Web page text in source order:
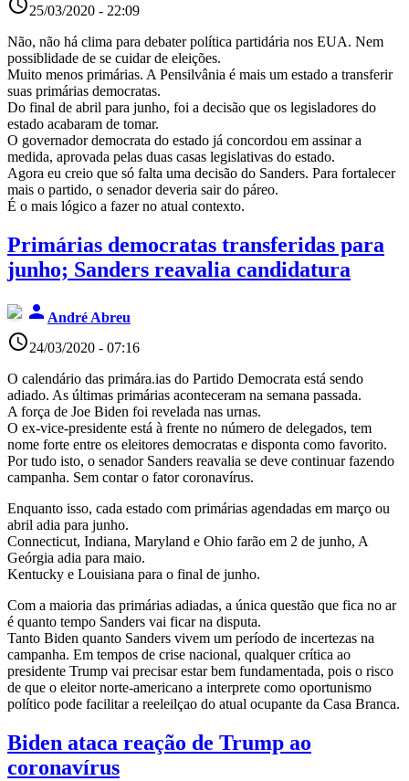
access_time25/03/2020 - 22:09
Não, não há clima para debater política partidária nos EUA. Nem
possiblidade de se cuidar de eleições.
Muito menos primárias. A Pensilvânia é mais um estado a transferir
suas primárias democratas.
Do final de abril para junho, foi a decisão que os legisladores do
estado acabaram de tomar.
O governador democrata do estado já concordou em assinar a
medida, aprovada pelas duas casas legislativas do estado.
Agora eu creio que só falta uma decisão do Sanders. Para fortalecer
mais o partido, o senador deveria sair do páreo.
É o mais lógico a fazer no atual contexto.
Primárias democratas transferidas para
junho; Sanders reavalia candidatura
person André Abreu
access_time24/03/2020 - 07:16
O calendário das primára.ias do Partido Democrata está sendo
adiado. As últimas primárias aconteceram na semana passada.
A força de Joe Biden foi revelada nas urnas.
O ex-vice-presidente está à frente no número de delegados, tem
nome forte entre os eleitores democratas e disponta como favorito.
Por tudo isto, o senador Sanders reavalia se deve continuar fazendo
campanha. Sem contar o fator coronavírus.
Enquanto isso, cada estado com primárias agendadas em março ou
abril adia para junho.
Connecticut, Indiana, Maryland e Ohio farão em 2 de junho, A
Geórgia adia para maio.
Kentucky e Louisiana para o final de junho.
Com a maioria das primárias adiadas, a única questão que fica no ar
é quanto tempo Sanders vai ficar na disputa.
Tanto Biden quanto Sanders vivem um período de incertezas na
campanha. Em tempos de crise nacional, qualquer crítica ao
presidente Trump vai precisar estar bem fundamentada, pois o risco
de que o eleitor norte-americano a interprete como oportunismo
político pode facilitar a reeleilçao do atual ocupante da Casa Branca.
Biden ataca reação de Trump ao
coronavírus